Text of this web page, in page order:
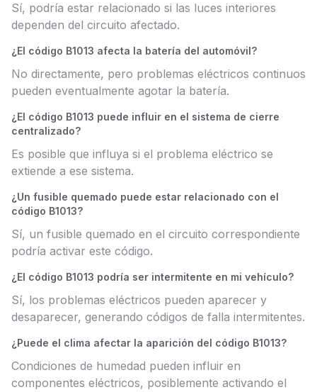
Sí, podría estar relacionado si las luces interiores
dependen del circuito afectado.
¿El código B1013 afecta la batería del automóvil?
No directamente, pero problemas eléctricos continuos
pueden eventualmente agotar la batería.
¿El código B1013 puede influir en el sistema de cierre
centralizado?
Es posible que influya si el problema eléctrico se
extiende a ese sistema.
¿Un fusible quemado puede estar relacionado con el
código B1013?
Sí, un fusible quemado en el circuito correspondiente
podría activar este código.
¿El código B1013 podría ser intermitente en mi vehículo?
Sí, los problemas eléctricos pueden aparecer y
desaparecer, generando códigos de falla intermitentes.
¿Puede el clima afectar la aparición del código B1013?
Condiciones de humedad pueden influir en
componentes eléctricos, posiblemente activando el